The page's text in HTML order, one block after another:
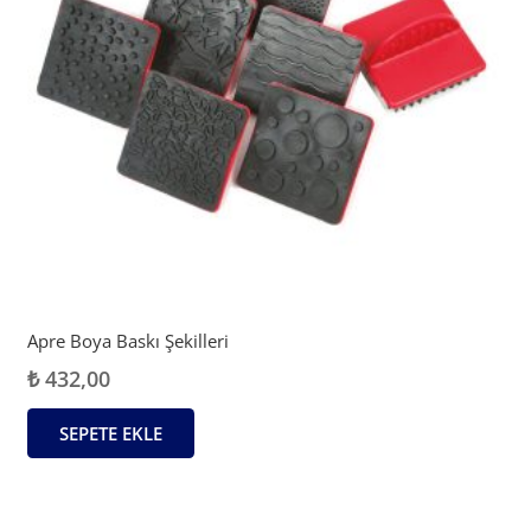
Apre Boya Baskı Şekilleri
₺432,00
SEPETE EKLE